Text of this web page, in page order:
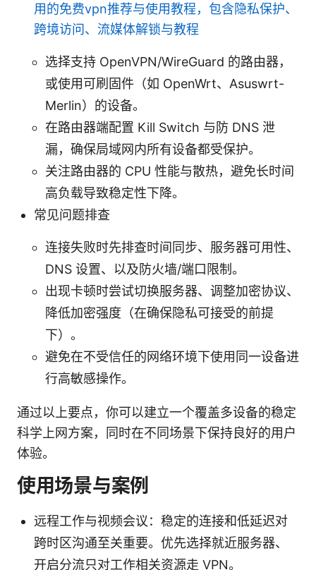
用的免费vpn推荐与使用教程，包含隐私保护、
跨境访问、流媒体解锁与教程
选择支持 OpenVPN/WireGuard 的路由器，
或使用可刷固件（如 OpenWrt、Asuswrt-
Merlin）的设备。
在路由器端配置 Kill Switch 与防 DNS 泄
漏，确保局域网内所有设备都受保护。
关注路由器的 CPU 性能与散热，避免长时间
高负载导致稳定性下降。
常见问题排查
连接失败时先排查时间同步、服务器可用性、
DNS 设置、以及防火墙/端口限制。
出现卡顿时尝试切换服务器、调整加密协议、
降低加密强度（在确保隐私可接受的前提
下）。
避免在不受信任的网络环境下使用同一设备进
行高敏感操作。
通过以上要点，你可以建立一个覆盖多设备的稳定
科学上网方案，同时在不同场景下保持良好的用户
体验。
使用场景与案例
远程工作与视频会议：稳定的连接和低延迟对
跨时区沟通至关重要。优先选择就近服务器、
开启分流只对工作相关资源走 VPN。